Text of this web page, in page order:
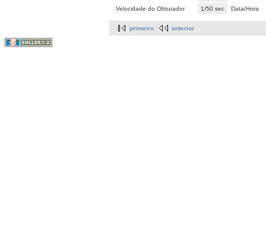
Velocidade do Obturador
1/50 sec Data/Hora
primeiro anterior